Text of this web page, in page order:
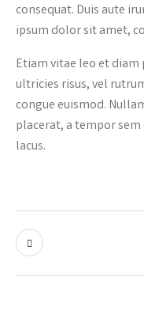
consequat. Duis aute
ipsum dolor sit amet,
Etiam vitae leo et
ultricies risus, vel
congue euismod.
placerat, a tempor
lacus.